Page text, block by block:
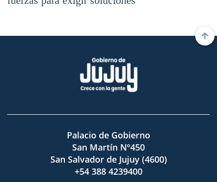
Palacio de Gobierno
San Martín Nº450
San Salvador de Jujuy (4600)
+54 388 4239400